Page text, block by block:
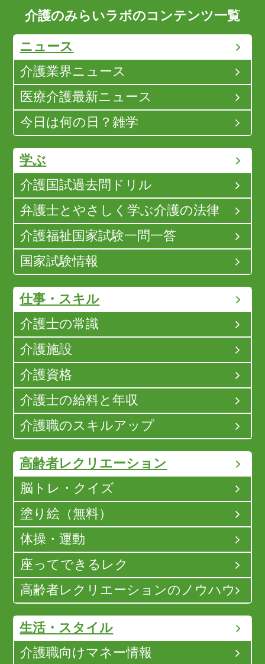
介護のみらいラボのコンテンツ一覧
ニュース
介護業界ニュース
医療介護最新ニュース
今日は何の日？雑学
学ぶ
介護国試過去問ドリル
弁護士とやさしく学ぶ介護の法律
介護福祉国家試験一問一答
国家試験情報
仕事・スキル
介護士の常識
介護施設
介護資格
介護士の給料と年収
介護職のスキルアップ
高齢者レクリエーション
脳トレ・クイズ
塗り絵（無料）
体操・運動
座ってできるレク
高齢者レクリエーションのノウハウ
生活・スタイル
介護職向けマネー情報